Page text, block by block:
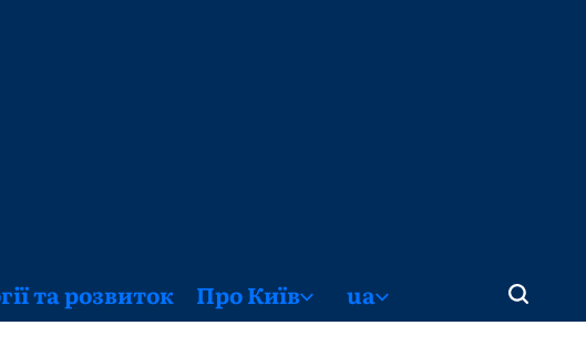
та розвиток Про Київ ua